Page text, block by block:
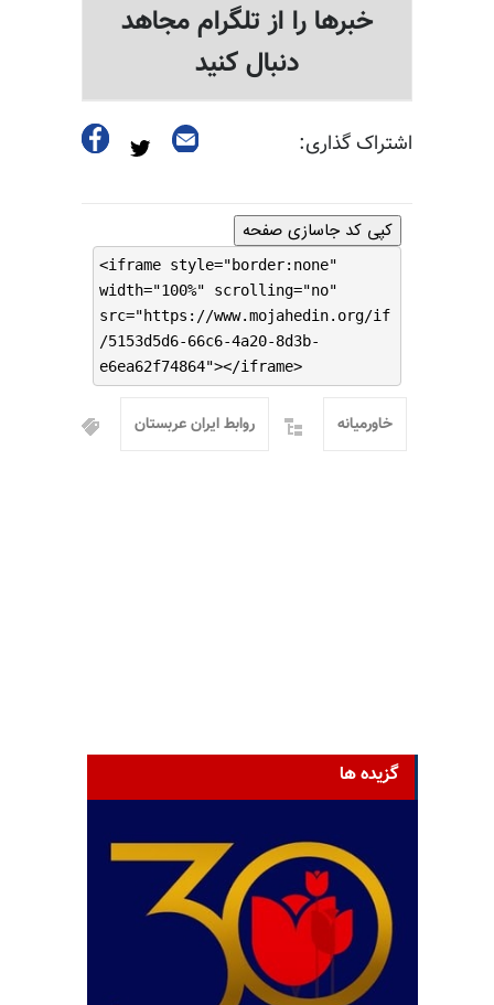
خبرها را از تلگرام مجاهد
دنبال کنید
اشتراک گذاری:
کپی کد جاسازی صفحه
<iframe style="border:none"
width="100%" scrolling="no"
src="https://www.mojahedin.org/if
/5153d5d6-66c6-4a20-8d3b-
e6ea62f74864"></iframe>
روابط ایران عربستان خاورمیانه
گزیده ها